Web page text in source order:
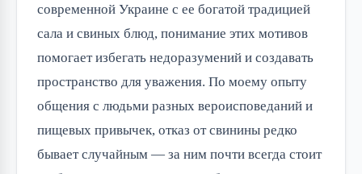
современной Украине с ее богатой традицией
сала и свиных блюд, понимание этих мотивов
помогает избегать недоразумений и создавать
пространство для уважения. По моему опыту
общения с людьми разных вероисповеданий и
пищевых привычек, отказ от свинины редко
бывает случайным — за ним почти всегда стоит